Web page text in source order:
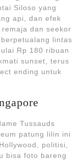
Siloso yang
api, dan efek
dan seekor
lintas
Rp 180 ribuan
sunset, terus
ending untuk
Tussauds
patung lilin ini
politisi,
bisa foto bareng